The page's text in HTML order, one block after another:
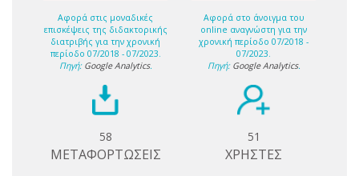
Αφορά στις μοναδικές
επισκέψεις της διδακτορικής
διατριβής για την χρονική
περίοδο 07/2018 - 07/2023.
Πηγή: Google Analytics.
Αφορά στο άνοιγμα του
online αναγνώστη για την
χρονική περίοδο 07/2018 -
07/2023.
Πηγή: Google Analytics.
58
ΜΕΤΑΦΟΡΤΩΣΕΙΣ
51
ΧΡΗΣΤΕΣ